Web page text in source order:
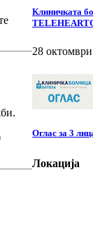
Клиничката
28
Оглас за 3
Локација